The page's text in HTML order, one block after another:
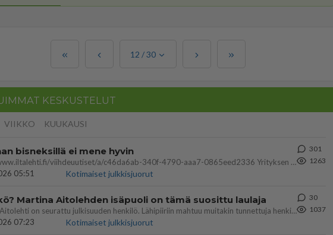
12 /30
KESKUSTELUT
VIIKKO KUUKAUSI
bisneksillä ei mene hyvin
https://www.iltalehti.fi/viihdeuutiset/a/c46da6ab-340f-4790-aaa7-0865eed2336 Yrityksen konkurssihakemus on tullut kärä
05:51
Kotimaiset julkkisjuorut
301
1263
Martina Aitolehden isäpuoli on tämä suosittu laulaja
Martina Aitolehti on seurattu julkisuuden henkilö. Lähipiiriin mahtuu muitakin tunnettuja henkilöitä. Tiesitkö, että Ma
07:23
Kotimaiset julkkisjuorut
30
1037